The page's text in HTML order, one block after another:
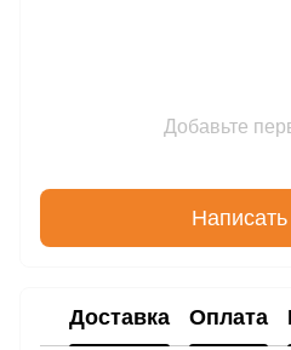
Добавьте
Доставка Оплата